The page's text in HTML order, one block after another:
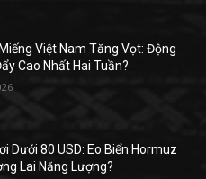
Việt Nam Tăng Vọt: Động
Cao Nhất Hai Tuần?
Dưới 80 USD: Eo Biển Hormuz
Lai Năng Lượng?